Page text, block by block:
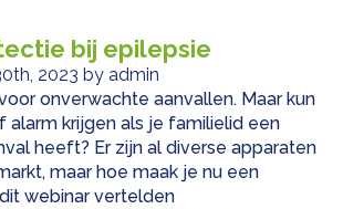
bij epilepsie
2023 by admin
onverwachte aanvallen. Maar kun
alarm krijgen als je familielid een
heeft? Er zijn al diverse apparaten
maar hoe maak je nu een
webinar vertelden